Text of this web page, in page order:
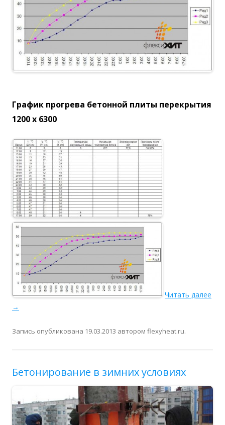
График прогрева бетонной плиты перекрытия
1200 х 6300
Читать далее
→
Запись опубликована 19.03.2013 автором flexyheat.ru.
Бетонирование в зимних условиях